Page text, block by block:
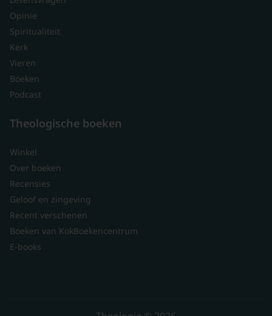
Opinie
Spiritualiteit
Kerk
Vieren
Boeken
Podcast
Theologische boeken
Winkel
Over boeken
Recensies
Geloof en zingeving
Recent verschenen
Boeken van KokBoekencentrum
E-books